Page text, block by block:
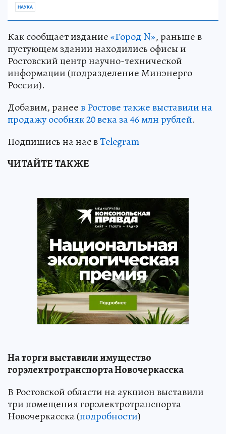
НАУКА
Как сообщает издание«Город N», раньше в
пустующем здании находились офисы и
Ростовский центр научно-технической
информации (подразделение Минэнерго
России).
Добавим, ранеев Ростове также выставили на
продажу особняк 20 века за 46 млн рублей.
Подпишись на нас вTelegram
ЧИТАЙТЕ ТАКЖЕ
На торги выставили имущество
горэлектротранспорта Новочеркасска
В Ростовской области на аукцион выставили
три помещения горэлектротранспорта
Новочеркасска (подробности)